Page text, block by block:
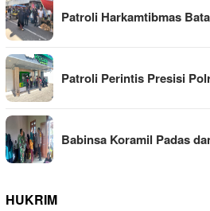
Patroli Harkamtibmas
Patroli Perintis Presisi
Babinsa Koramil Padas
HUKRIM